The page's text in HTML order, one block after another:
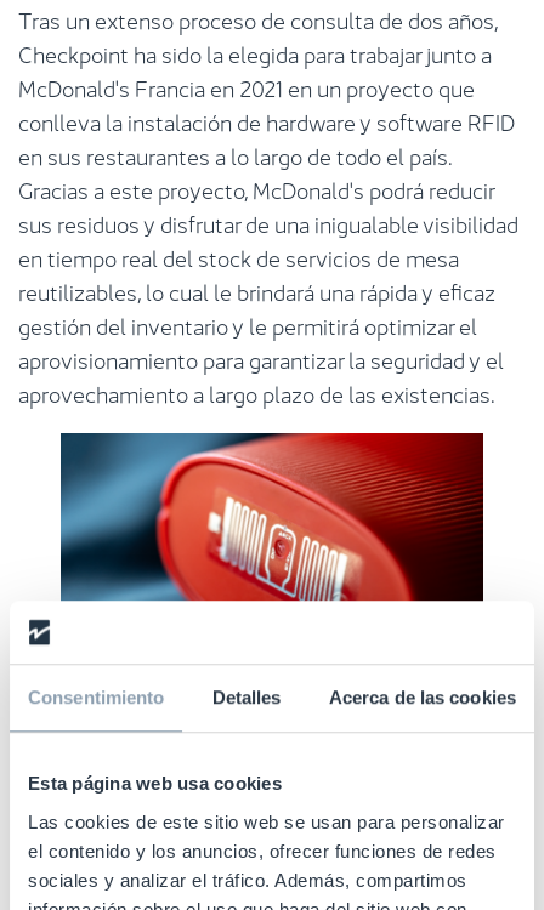
Consentimiento Detalles Acerca de las cookies
Esta página web usa cookies
Las cookies de este sitio web se usan para personalizar
el contenido y los anuncios, ofrecer funciones de redes
sociales y analizar el tráfico. Además, compartimos
Tras un extenso proceso de consulta de dos años,
Checkpoint ha sido la elegida para trabajar junto a
McDonald's Francia en 2021 en un proyecto que
conlleva la instalación de hardware y software RFID
en sus restaurantes a lo largo de todo el país.
Gracias a este proyecto, McDonald's podrá reducir
sus residuos y disfrutar de una inigualable visibilidad
en tiempo real del stock de servicios de mesa
reutilizables, lo cual le brindará una rápida y eficaz
gestión del inventario y le permitirá optimizar el
aprovisionamiento para garantizar la seguridad y el
aprovechamiento a largo plazo de las existencias.
productos, Checkpoint Systems ha desarrollado una
de las primeras soluciones RFID aptas para
alimentos y resistentes al calor y al agua. Su
innovador diseño se aplicó a vasos, botellas e